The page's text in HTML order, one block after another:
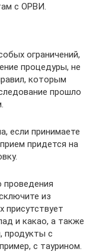
с ОРВИ.
ограничений,
процедуры, не
которым
прошло
если принимаете
придется на
проведения
из
присутствует
и какао, а также
продукты с
с таурином.